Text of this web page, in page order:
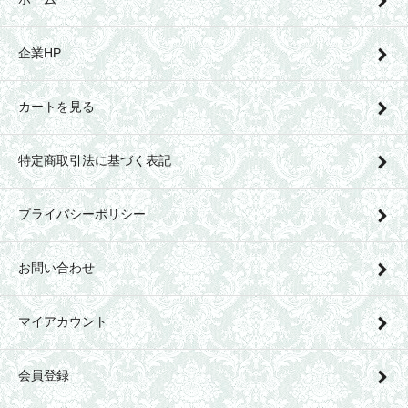
企業HP
カートを見る
特定商取引法に基づく表記
プライバシーポリシー
お問い合わせ
マイアカウント
会員登録